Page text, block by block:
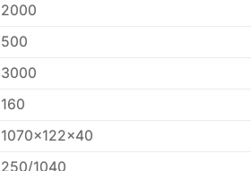
2000
500
3000
160
1070x122x40
250/1040